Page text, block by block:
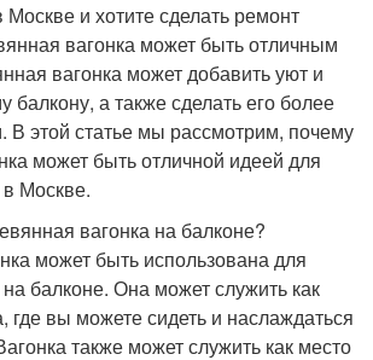
и хотите сделать ремонт
вагонка может быть отличным
вагонка может добавить уют и
балкону, а также сделать его более
этой статье мы рассмотрим, почему
может быть отличной идеей для
Москве.
вагонка на балконе?
может быть использована для
балконе. Она может служить как
где вы можете сидеть и наслаждаться
также может служить как место